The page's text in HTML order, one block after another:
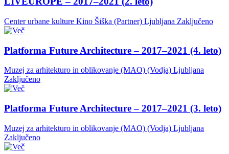
Center urbane kulture Kino Šiška (Partner) Ljubljana Zaključeno
Platforma Future Architecture – 2017–2021 (4. leto)
Muzej za arhitekturo in oblikovanje (MAO) (Vodja) Ljubljana
Zaključeno
Platforma Future Architecture – 2017–2021 (3. leto)
Muzej za arhitekturo in oblikovanje (MAO) (Vodja) Ljubljana
Zaključeno